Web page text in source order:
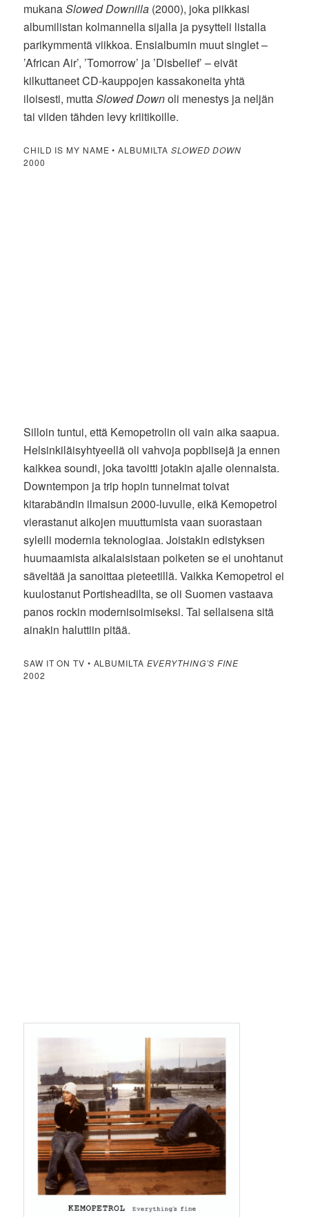
mukanaSlowed Downilla (2000), joka piikkasi
albumilistan kolmannella sijalla ja pysytteli listalla
parikymmentä viikkoa. Ensialbumin muut singlet –
’African Air’, ’Tomorrow’ ja ’Disbelief’ – eivät
kilkuttaneet CD-kauppojen kassakoneita yhtä
iloisesti, muttaSlowed Downoli menestys ja neljän
tai viiden tähden levy kriitikoille.
CHILD IS MY NAME • ALBUMILTASLOWED DOWN
2000
Silloin tuntui, että Kemopetrolin oli vain aika saapua.
Helsinkiläisyhtyeellä oli vahvoja popbiisejä ja ennen
kaikkea soundi, joka tavoitti jotakin ajalle olennaista.
Downtempon ja trip hopin tunnelmat toivat
kitarabändin ilmaisun 2000-luvulle, eikä Kemopetrol
vierastanut aikojen muuttumista vaan suorastaan
syleili modernia teknologiaa. Joistakin edistyksen
huumaamista aikalaisistaan poiketen se ei unohtanut
säveltää ja sanoittaa pieteetillä. Vaikka Kemopetrol ei
kuulostanut Portisheadilta, se oli Suomen vastaava
panos rockin modernisoimiseksi. Tai sellaisena sitä
ainakin haluttiin pitää.
SAW IT ON TV • ALBUMILTA EVERYTHING’S FINE
2002